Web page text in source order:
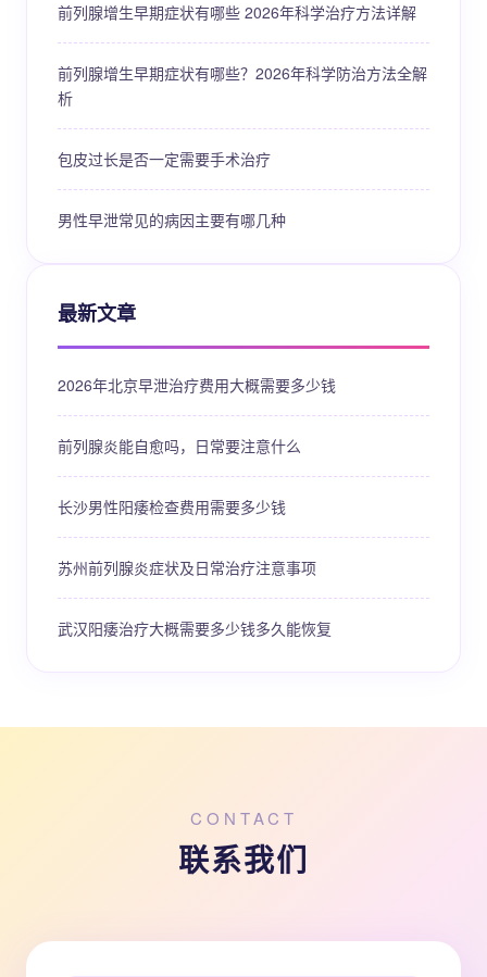
前列腺增生早期症状有哪些 2026年科学治疗方法详解
前列腺增生早期症状有哪些？2026年科学防治方法全解
析
包皮过长是否一定需要手术治疗
男性早泄常见的病因主要有哪几种
最新文章
2026年北京早泄治疗费用大概需要多少钱
前列腺炎能自愈吗，日常要注意什么
长沙男性阳痿检查费用需要多少钱
苏州前列腺炎症状及日常治疗注意事项
武汉阳痿治疗大概需要多少钱多久能恢复
CONTACT
联系我们